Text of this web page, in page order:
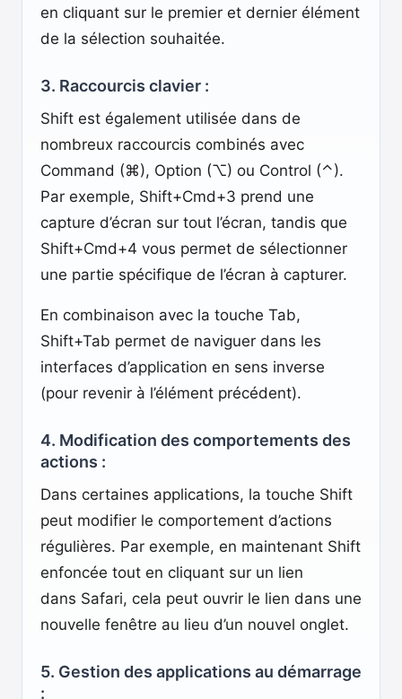
en cliquant sur le premier et dernier élément
de la sélection souhaitée.
3. Raccourcis clavier :
Shift est également utilisée dans de
nombreux raccourcis combinés avec
Command (⌘), Option (⌥) ou Control (⌃).
Par exemple, Shift+Cmd+3 prend une
capture d’écran sur tout l’écran, tandis que
Shift+Cmd+4 vous permet de sélectionner
une partie spécifique de l’écran à capturer.
En combinaison avec la touche Tab,
Shift+Tab permet de naviguer dans les
interfaces d’application en sens inverse
(pour revenir à l’élément précédent).
4. Modification des comportements des
actions :
Dans certaines applications, la touche Shift
peut modifier le comportement d’actions
régulières. Par exemple, en maintenant Shift
enfoncée tout en cliquant sur un lien
dans Safari, cela peut ouvrir le lien dans une
nouvelle fenêtre au lieu d’un nouvel onglet.
5. Gestion des applications au démarrage
: